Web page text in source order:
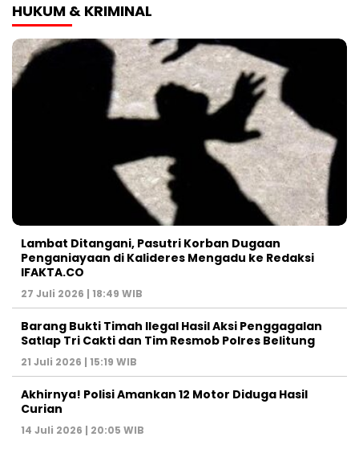
HUKUM & KRIMINAL
Lambat Ditangani, Pasutri Korban Dugaan
Penganiayaan di Kalideres Mengadu ke Redaksi
IFAKTA.CO
27 Juli 2026 | 18:49 WIB
Barang Bukti Timah Ilegal Hasil Aksi Penggagalan
Satlap Tri Cakti dan Tim Resmob Polres Belitung
21 Juli 2026 | 15:19 WIB
Akhirnya! Polisi Amankan 12 Motor Diduga Hasil
Curian
14 Juli 2026 | 20:05 WIB